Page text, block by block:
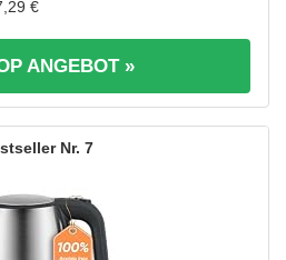
€
ANGEBOT »
7